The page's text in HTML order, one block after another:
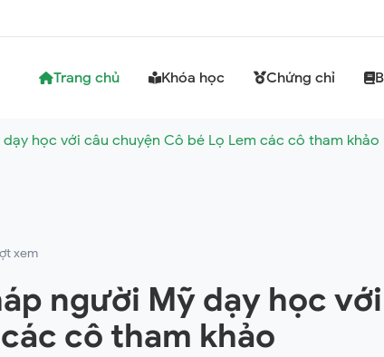
Trang chủ Khóa học Chứng chỉ
học với câu chuyện Cô bé Lọ Lem các cô tham khảo
xem
người Mỹ dạy học
cô tham khảo